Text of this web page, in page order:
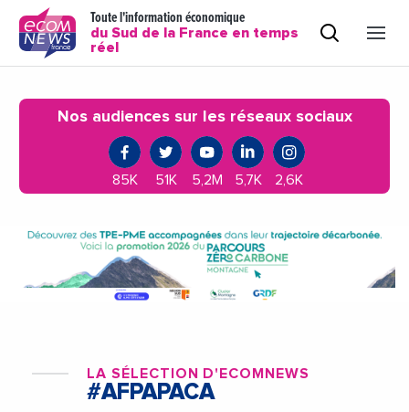
Toute l'information économique
du Sud de la France en temps
réel
Nos audiences sur les réseaux sociaux
85K 51K 5,2M 5,7K 2,6K
LA SÉLECTION D'ECOMNEWS
#AFPAPACA